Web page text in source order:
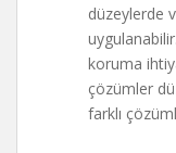
düzeylerde
koruma
çözümler
farklı